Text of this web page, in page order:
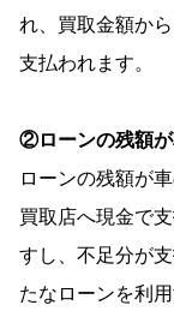
れ、買取金額か
支払われます。
②ローンの残額
ローンの残額が
買取店へ現金で
すし、不足分が
たなローンを利